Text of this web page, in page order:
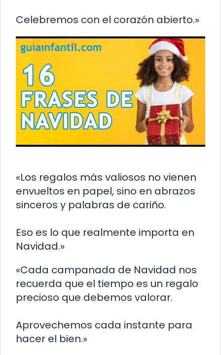
Celebremos con el corazón abierto.»
«Los regalos más valiosos no vienen
envueltos en papel, sino en abrazos
sinceros y palabras de cariño.
Eso es lo que realmente importa en
Navidad.»
«Cada campanada de Navidad nos
recuerda que el tiempo es un regalo
precioso que debemos valorar.
Aprovechemos cada instante para
hacer el bien.»